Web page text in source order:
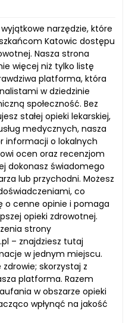
narzędzie, które
Katowic dostępu
Nasza strona
więcej niż tylko listę
platforma, która
w dziedzinie
społeczność. Bez
stałej opieki lekarskiej,
medycznych, nasza
informacji o lokalnych
ocen oraz recenzjom
dokonasz świadomego
lub przychodni. Możesz
co
o cenne opinie i pomaga
opieki zdrowotnej.
strony
– znajdziesz tutaj
w jednym miejscu.
skorzystaj z
platforma. Razem
w obszarze opieki
wpłynąć na jakość